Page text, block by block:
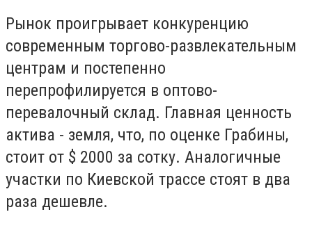
Рынок проигрывает конкуренцию
современным торгово-развлекательным
центрам и постепенно
перепрофилируется в оптово-
перевалочный склад. Главная ценность
актива - земля, что, по оценке Грабины,
стоит от $ 2000 за сотку. Аналогичные
участки по Киевской трассе стоят в два
раза дешевле.